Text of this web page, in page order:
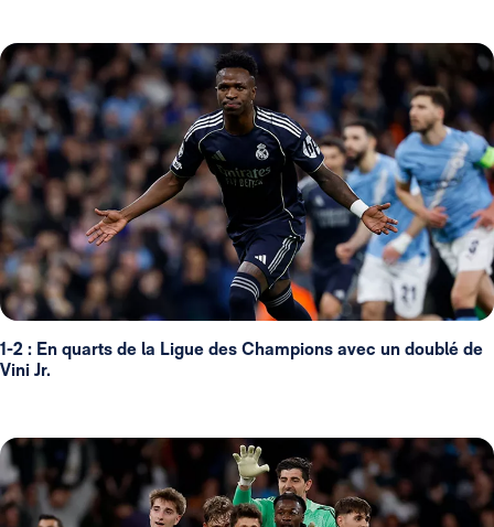
1-2 : En quarts de la Ligue des Champions avec un doublé de
Vini Jr.